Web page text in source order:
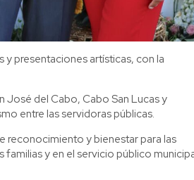
presentaciones artísticas, con la
José del Cabo, Cabo San Lucas y
entre las servidoras públicas.
reconocimiento y bienestar para las
y en el servicio público